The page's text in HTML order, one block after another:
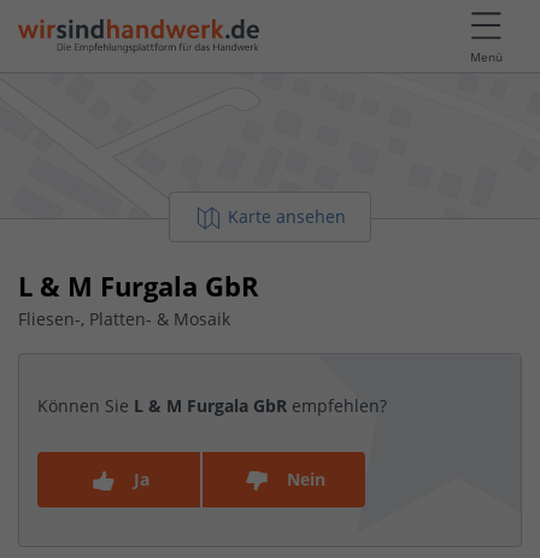
Menü
Karte ansehen
L & M Furgala GbR
Fliesen-, Platten- & Mosaik
Können Sie L & M Furgala GbR empfehlen?
Ja Nein